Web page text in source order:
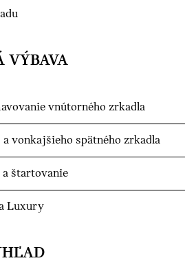
VÝBAVA
vnútorného zrkadla
vonkajšieho spätného zrkadla
štartovanie
Luxury